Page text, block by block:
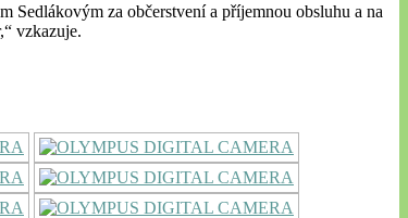
Sedlákovým za občerstvení a příjemnou obsluhu a na
vzkazuje.